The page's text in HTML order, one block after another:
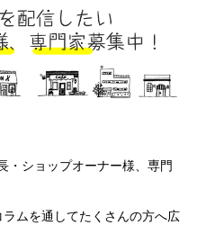
・ショップオーナー様、専門
ムを通してたくさんの方へ広